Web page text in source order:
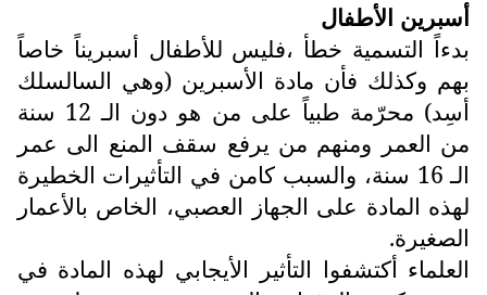
أسبرين الأطفال
بدءاً التسمية خطأ ،فليس للأطفال أسبريناً خاصاً
بهم وكذلك فأن مادة الأسبرين (وهي السالسلك
أسِد) محرّمة طبياً على من هو دون الـ 12 سنة
من العمر ومنهم من يرفع سقف المنع الى عمر
الـ 16 سنة، والسبب كامن في التأثيرات الخطيرة
لهذه المادة على الجهاز العصبي، الخاص بالأعمار
الصغيرة.
العلماء أكتشفوا التأثير الأيجابي لهذه المادة في